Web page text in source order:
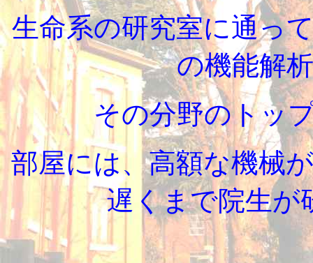
生命系の研究室に通っ
の機能解
その分野のトッ
部屋には、高額な機械
遅くまで院生が